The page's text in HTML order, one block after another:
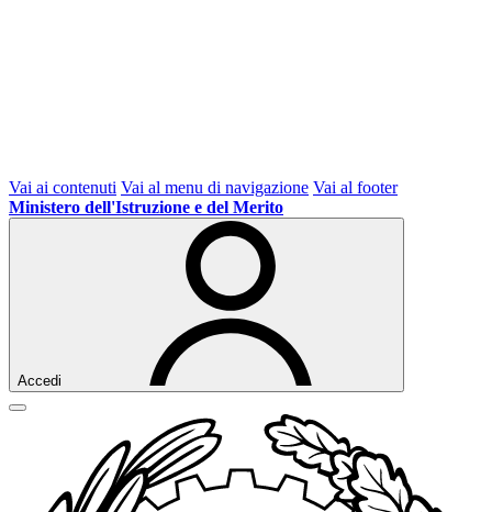
Vai ai contenuti Vai al menu di navigazione Vai al footer
Ministero dell'Istruzione e del Merito
Accedi